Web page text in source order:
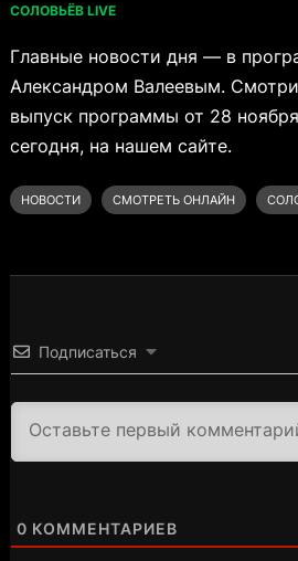
СОЛОВЬЁВ LIVE
Главные новости дня — в
Александром Валеевым.
выпуск программы от 28
сегодня, на нашем сайте.
НОВОСТИ СМОТРЕТЬ ОНЛАЙН
Подписаться
0 КОММЕНТАРИЕВ